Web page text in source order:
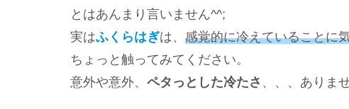
とはあんまり言いません^^;
実はふくらはぎは、 感覚的に冷えていることに
ちょっと触ってみてください。
意外や意外、 ペタっとした冷たさ 、、、ありま